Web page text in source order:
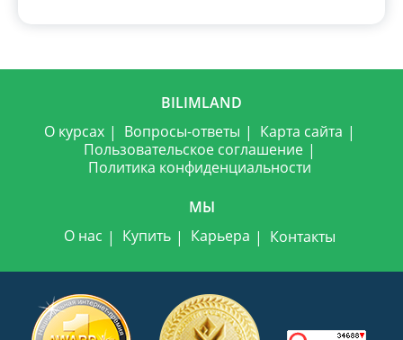
BILIMLAND
О курсах
Вопросы-ответы
Карта сайта
Пользовательское соглашение
Политика конфиденциальности
МЫ
О нас
Купить Карьера Контакты